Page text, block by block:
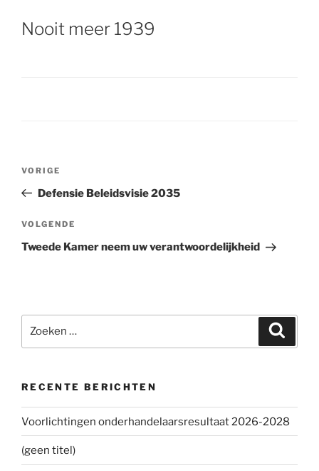
Nooit meer 1939
Bericht
Vorig
bericht
VORIGE
Defensie Beleidsvisie 2035
Volgend
bericht
VOLGENDE
Tweede Kamer neem uw verantwoordelijkheid
Zoeken
RECENTE BERICHTEN
Voorlichtingen onderhandelaarsresultaat 2026-2028
(geen titel)